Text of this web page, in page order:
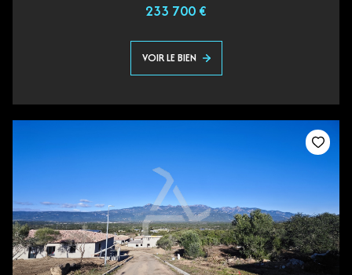
233 700 €
VOIR LE BIEN